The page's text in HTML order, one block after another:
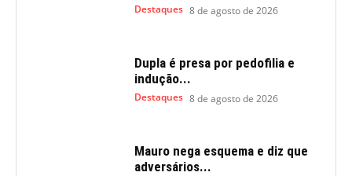
Destaques 8 de agosto de 2026
Dupla é presa por pedofilia e
indução...
Destaques 8 de agosto de 2026
Mauro nega esquema e diz que
adversários...